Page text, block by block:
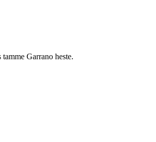
Garrano heste.